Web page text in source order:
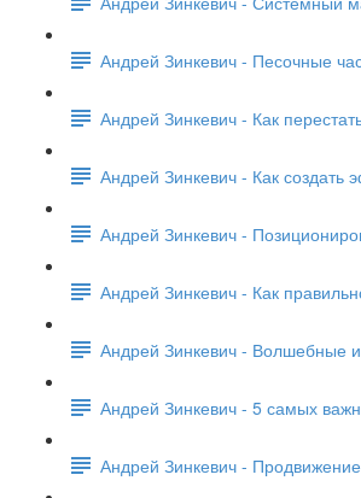
Андрей Зинкевич - Песочные
Андрей Зинкевич - Как
Андрей Зинкевич - Как
Андрей Зинкевич -
Андрей Зинкевич - Как
Андрей Зинкевич - Волшебные
Андрей Зинкевич - 5 самых
Андрей Зинкевич - Продвижение